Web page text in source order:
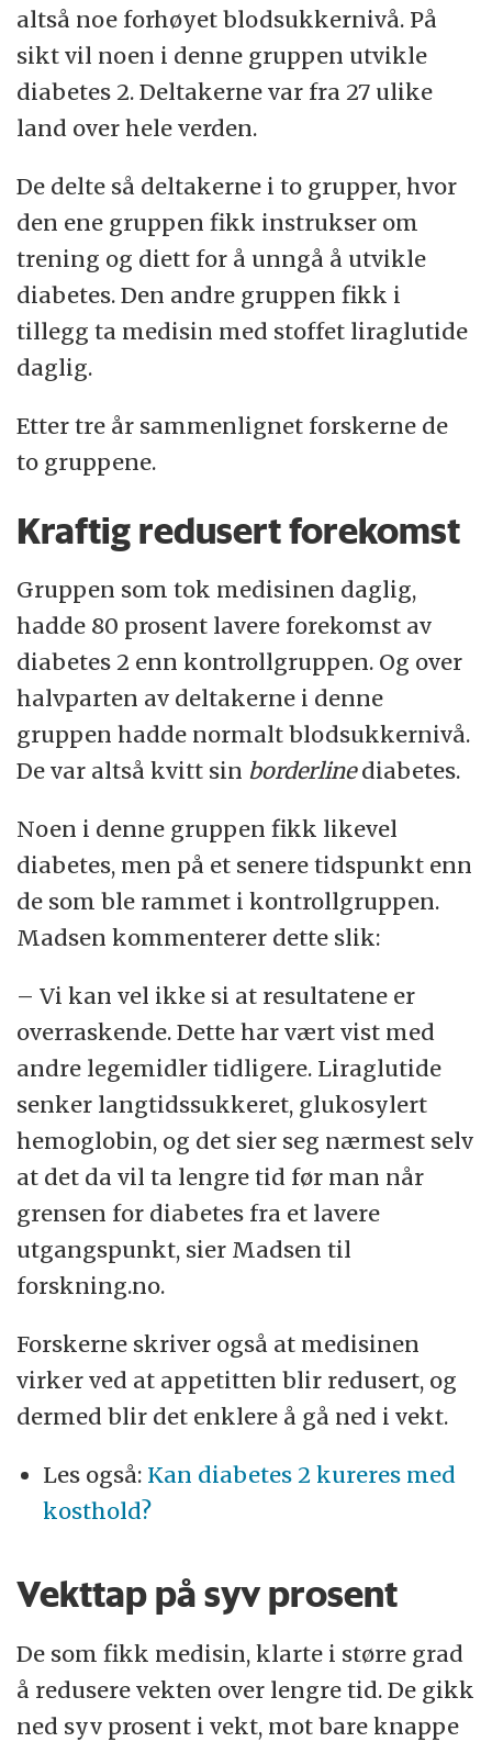
altså noe forhøyet blodsukkernivå. På
sikt vil noen i denne gruppen utvikle
diabetes 2. Deltakerne var fra 27 ulike
land over hele verden.
De delte så deltakerne i to grupper, hvor
den ene gruppen fikk instrukser om
trening og diett for å unngå å utvikle
diabetes. Den andre gruppen fikk i
tillegg ta medisin med stoffet liraglutide
daglig.
Etter tre år sammenlignet forskerne de
to gruppene.
Kraftig redusert forekomst
Gruppen som tok medisinen daglig,
hadde 80 prosent lavere forekomst av
diabetes 2 enn kontrollgruppen. Og over
halvparten av deltakerne i denne
gruppen hadde normalt blodsukkernivå.
De var altså kvitt sin borderlinediabetes.
Noen i denne gruppen fikk likevel
diabetes, men på et senere tidspunkt enn
de som ble rammet i kontrollgruppen.
Madsen kommenterer dette slik:
– Vi kan vel ikke si at resultatene er
overraskende. Dette har vært vist med
andre legemidler tidligere. Liraglutide
senker langtidssukkeret, glukosylert
hemoglobin, og det sier seg nærmest selv
at det da vil ta lengre tid før man når
grensen for diabetes fra et lavere
utgangspunkt, sier Madsen til
forskning.no.
Forskerne skriver også at medisinen
virker ved at appetitten blir redusert, og
dermed blir det enklere å gå ned i vekt.
Les også: Kan diabetes 2 kureres med
kosthold?
Vekttap på syv prosent
De som fikk medisin, klarte i større grad
å redusere vekten over lengre tid. De gikk
ned syv prosent i vekt, mot bare knappe